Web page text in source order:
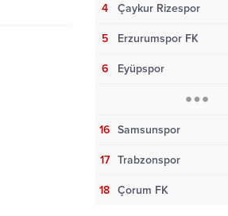
4 Çaykur Rizespor
5 Erzurumspor FK
6 Eyüpspor
16 Samsunspor
17 Trabzonspor
18 Çorum FK